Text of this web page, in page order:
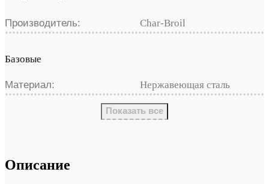
Производитель: Char-Broil
Базовые
Материал: Нержавеющая сталь
Показать все
Описание